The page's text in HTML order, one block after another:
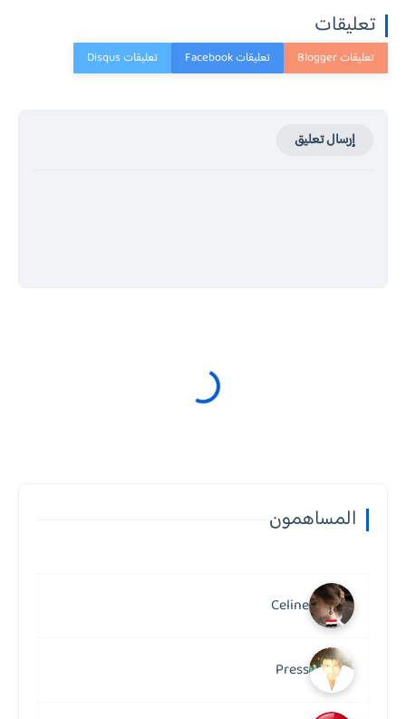
تعليقات
إرسال تعليق
المساهمون
Celine
Press